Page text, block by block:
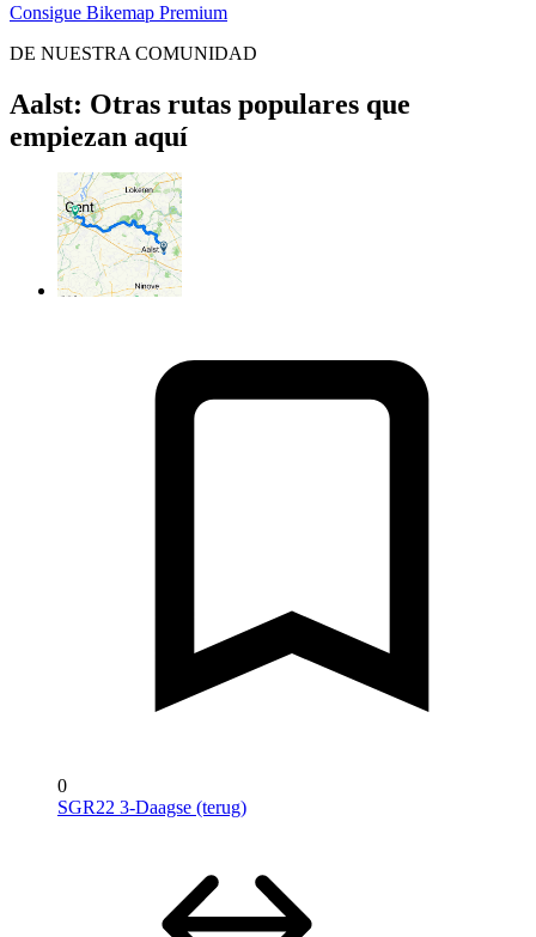
Consigue Bikemap Premium
DE NUESTRA COMUNIDAD
Aalst: Otras rutas populares que
empiezan aquí
0
SGR22 3-Daagse (terug)